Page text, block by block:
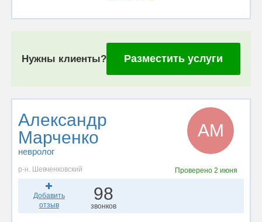
Нужны клиенты? Разместить услуги
Александр
Марченко
невролог
АМ
р-н. Шевченковский Проверено2 июня
Добавить
отзыв
98
звонков